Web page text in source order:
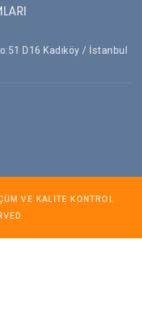
D16 Kadıköy / İstanbul
VE KALİTE KONTROL